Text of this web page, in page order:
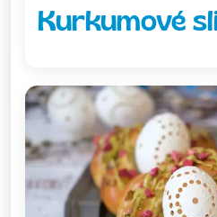
Kurkumové